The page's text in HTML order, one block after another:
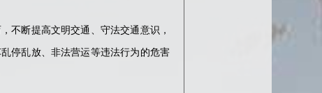
断提高文明交通、守法交通意识，
停乱放、非法营运等违法行为的危害